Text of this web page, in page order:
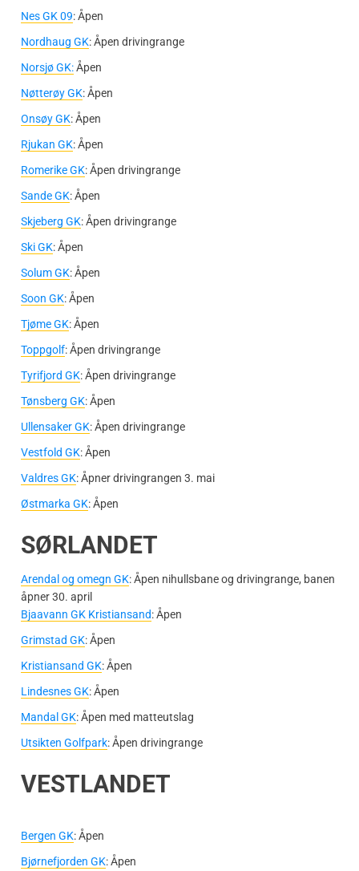
Nes GK 09: Åpen
Nordhaug GK: Åpen drivingrange
Norsjø GK:Åpen
Nøtterøy GK: Åpen
Onsøy GK: Åpen
Rjukan GK: Åpen
Romerike GK: Åpen drivingrange
Sande GK: Åpen
Skjeberg GK: Åpen drivingrange
Ski GK: Åpen
Solum GK: Åpen
Soon GK: Åpen
Tjøme GK: Åpen
Toppgolf: Åpen drivingrange
Tyrifjord GK: Åpen drivingrange
Tønsberg GK: Åpen
Ullensaker GK: Åpen drivingrange
Vestfold GK: Åpen
Valdres GK: Åpner drivingrangen 3. mai
Østmarka GK: Åpen
SØRLANDET
Arendal og omegn GK: Åpen nihullsbane og drivingrange, banen
åpner 30. april
Bjaavann GK Kristiansand: Åpen
Grimstad GK: Åpen
Kristiansand GK: Åpen
Lindesnes GK: Åpen
Mandal GK: Åpen med matteutslag
Utsikten Golfpark: Åpen drivingrange
VESTLANDET
Bergen GK: Åpen
Bjørnefjorden GK: Åpen